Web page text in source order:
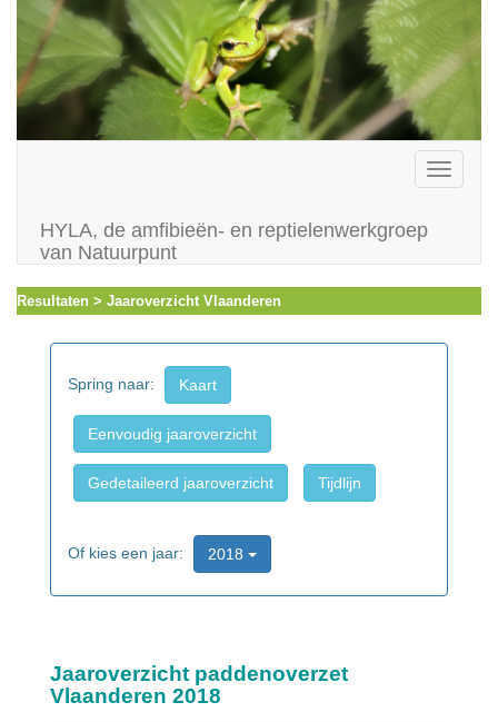
Toggle
HYLA, de amfibieën- en reptielenwerkgroep
van Natuurpunt
Resultaten > Jaaroverzicht Vlaanderen
Spring naar: Kaart
Eenvoudig jaaroverzicht
Gedetaileerd jaaroverzicht Tijdlijn
Of kies een jaar: 2018
Jaaroverzicht paddenoverzet
Vlaanderen 2018